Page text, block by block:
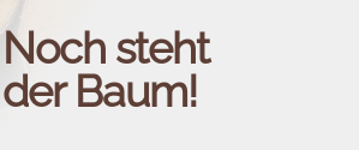
Noch steht
der Baum!